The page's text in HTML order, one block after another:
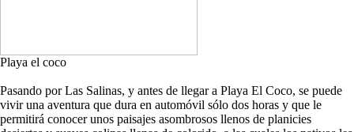
Playa el coco
Pasando por Las Salinas, y antes de llegar a Playa El Coco, se puede
vivir una aventura que dura en automóvil sólo dos horas y que le
permitirá conocer unos paisajes asombrosos llenos de planicies